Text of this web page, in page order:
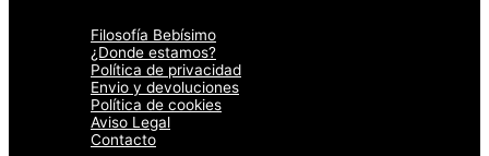
Filosofía Bebísimo
¿Donde estamos?
Política de privacidad
Envio y devoluciones
Política de cookies
Aviso Legal
Contacto